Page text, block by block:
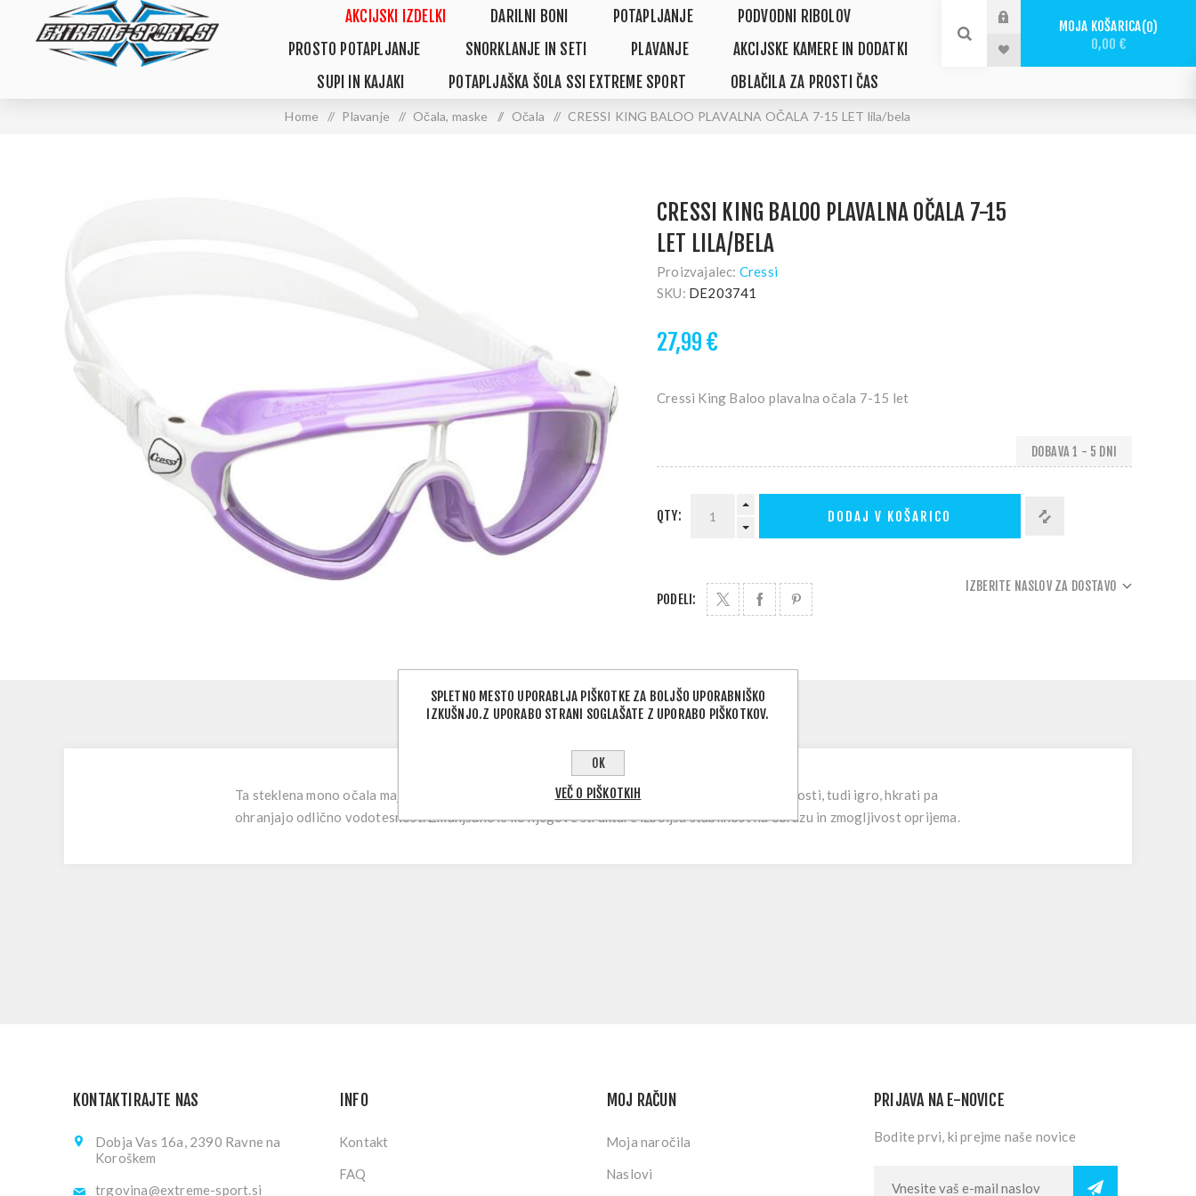
AKCIJSKI IZDELKI DARILNI BONI POTAPLJANJE
PODVODNI RIBOLOV
PROSTO POTAPLJANJE
SNORKLANJE IN SETI PLAVANJE
AKCIJSKE KAMERE IN DODATKI
SUPI IN KAJAKI
POTAPLJAŠKA ŠOLA SSI EXTREME SPORT OBLAČILA ZA PROSTI ČAS
MOJA KOŠARICA 0
0,00 €
Home / Plavanje / Očala, maske / Očala / CRESSI KING BALOO PLAVALNA OČALA 7-15 LET lila/bela
CRESSI KING BALOO PLAVALNA OČALA 7-15
LET LILA/BELA
Proizvajalec: Cressi
SKU: DE203741
27,99 €
Cressi King Baloo plavalna očala 7-15 let
DOBAVA 1 - 5 DNI
QTY: DODAJ V KOŠARICO
PODELI:
IZBERITE NASLOV ZA DOSTAVO
Ta steklena mono očala majhnih dimenzij so zasnovana za najstnike, da omogočajo vse dejavnosti, tudi igro, hkrati pa
ohranjajo odlično vodotesnost. Zmanjšano krilo njegove strukture izboljša stabilnost na obrazu in zmogljivost oprijema.
KONTAKTIRAJTE NAS
Dobja Vas 16a, 2390 Ravne na
Koroškem
trgovina@extreme-sport.si
INFO
Kontakt
FAQ
MOJ RAČUN
Moja naročila
Naslovi
PRIJAVA NA E-NOVICE
Bodite prvi, ki prejme naše novice
SPLETNO MESTO UPORABLJA PIŠKOTKE ZA BOLJŠO UPORABNIŠKO
IZKUŠNJO.Z UPORABO STRANI SOGLAŠATE Z UPORABO PIŠKOTKOV.
OK
VEČ O PIŠKOTKIH